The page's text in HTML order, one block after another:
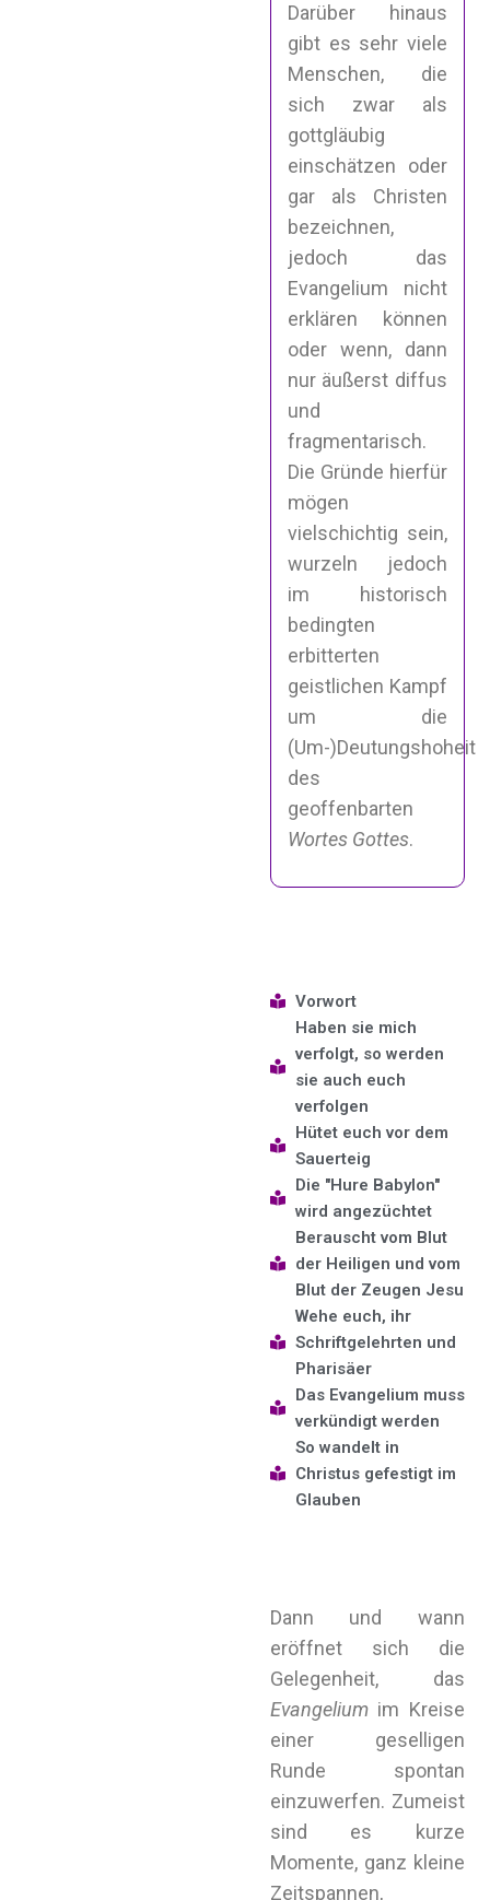
Darüber hinaus
gibt es sehr viele
Menschen, die
sich zwar als
gottgläubig
einschätzen oder
gar als Christen
bezeichnen,
jedoch das
Evangelium nicht
erklären können
oder wenn, dann
nur äußerst diffus
und
fragmentarisch.
Die Gründe hierfür
mögen
vielschichtig sein,
wurzeln jedoch
im historisch
bedingten
erbitterten
geistlichen Kampf
um die
(Um-)Deutungshoheit
des
geoffenbarten
Wortes Gottes.
Vorwort
Haben sie mich
verfolgt, so werden
sie auch euch
verfolgen
Hütet euch vor dem
Sauerteig
Die "Hure Babylon"
wird angezüchtet
Berauscht vom Blut
der Heiligen und vom
Blut der Zeugen Jesu
Wehe euch, ihr
Schriftgelehrten und
Pharisäer
Das Evangelium muss
verkündigt werden
So wandelt in
Christus gefestigt im
Glauben
Dann und wann
eröffnet sich die
Gelegenheit, das
Evangelium im Kreise
einer geselligen
Runde spontan
einzuwerfen. Zumeist
sind es kurze
Momente, ganz kleine
Zeitspannen,